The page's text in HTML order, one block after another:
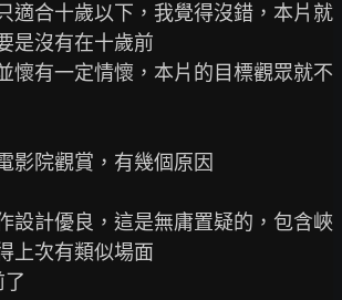
適合十歲以下，我覺得沒錯，本片就
是沒有在十歲前
懷有一定情懷，本片的目標觀眾就不
影院觀賞，有幾個原因
設計優良，這是無庸置疑的，包含峽
上次有類似場面